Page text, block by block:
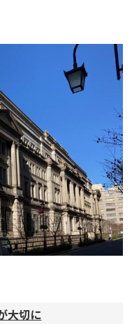
大切に